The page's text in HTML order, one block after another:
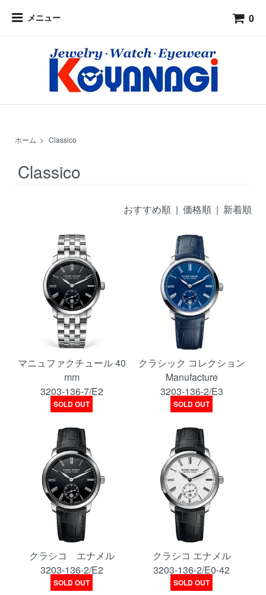
メニュー 0
ホーム > Classico
Classico
おすすめ順| 価格順| 新着順
マニュファクチュール 40
mm
3203-136-7/E2
SOLD OUT
クラシック コレクション
Manufacture
3203-136-2/E3
SOLD OUT
クラシコ エナメル
3203-136-2/E2
SOLD OUT
クラシコ エナメル
3203-136-2/E0-42
SOLD OUT